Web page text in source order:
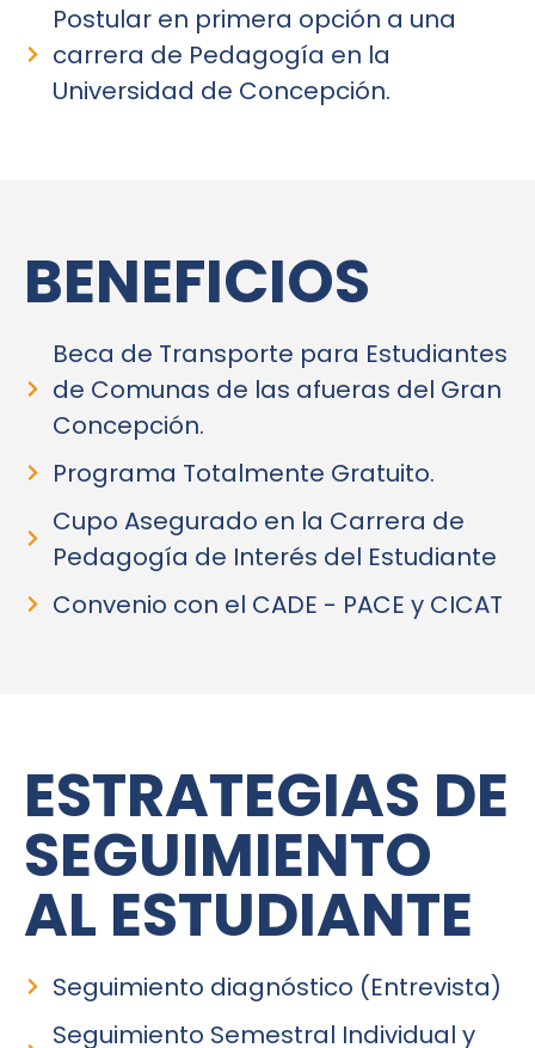
Postular en primera opción a una
carrera de Pedagogía en la
Universidad de Concepción.
BENEFICIOS
Beca de Transporte para Estudiantes
de Comunas de las afueras del Gran
Concepción.
Programa Totalmente Gratuito.
Cupo Asegurado en la Carrera de
Pedagogía de Interés del Estudiante
Convenio con el CADE - PACE y CICAT
ESTRATEGIAS DE
SEGUIMIENTO
AL ESTUDIANTE
Seguimiento diagnóstico (Entrevista)
Seguimiento Semestral Individual y